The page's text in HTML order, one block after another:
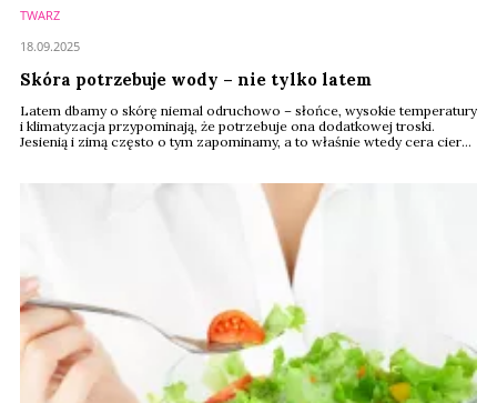
TWARZ
Skóra potrzebuje wody – nie tylko latem
Latem dbamy o skórę niemal odruchowo – słońce, wysokie temperatury
i klimatyzacja przypominają, że potrzebuje ona dodatkowej troski.
Jesienią i zimą często o tym zapominamy, a to właśnie wtedy cera cierpi
upałów. Jakie są tego efekty?
18.09.2025